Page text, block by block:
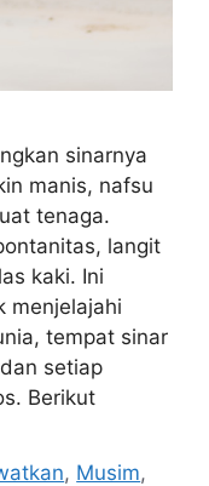
sinarnya
manis, nafsu
tenaga.
langit
kaki. Ini
menjelajahi
tempat sinar
setiap
Berikut
, Musim,